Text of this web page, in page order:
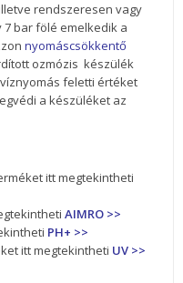
rendszeresen vagy
bar fölé emelkedik a
nyomáscsökkentő
ozmózis készülék
feletti értéket
a készüléket az
itt megtekintheti
AIMRO >>
PH+ >>
itt megtekintheti UV >>